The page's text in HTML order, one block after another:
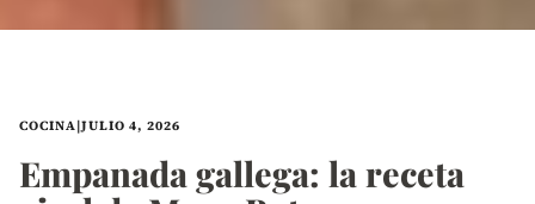
COCINA|JULIO 4, 2026
Empanada gallega: la receta